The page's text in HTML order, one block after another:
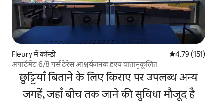
Fleury में कॉन्डो औसत रेटिंग 5 में से
4.79 (151)
अपार्टमेंट 6/8 पर्स टेरेस आश्चर्यजनक दृश्य वातानुकूलित
छुट्टियाँ बिताने के लिए किराए पर उपलब्ध अन्य
जगहें, जहाँ बीच तक जाने की सुविधा मौजूद है